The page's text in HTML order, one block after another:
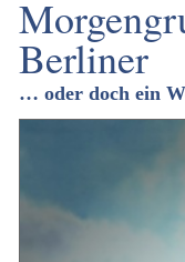
Berliner
… oder doch ein